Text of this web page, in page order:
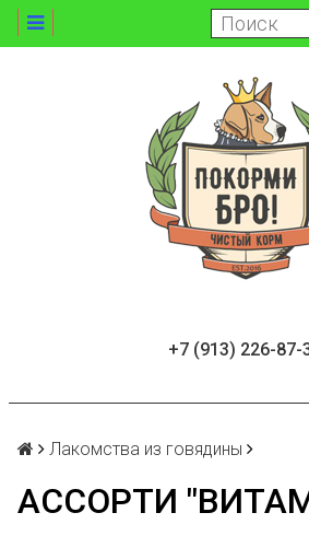
+7 (913) 226-87-
Лакомства из говядины
АССОРТИ